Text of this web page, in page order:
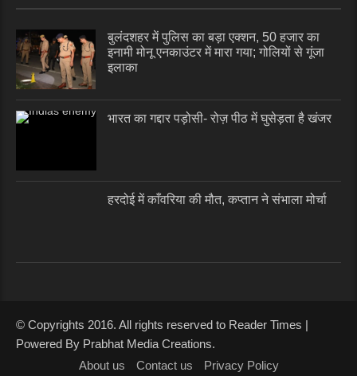
बुलंदशहर में पुलिस का बड़ा एक्शन, 50 हजार का
इनामी मोनू एनकाउंटर में मारा गया; गोलियों से गूंजा
इलाका
भारत का गद्दार पड़ोसी- रोज़ पीठ में घुसेड़ता है खंजर
हरदोई में काँवरिया की मौत, कप्तान ने संभाला मोर्चा
© Copyrights 2016. All rights reserved to Reader Times |
Powered By Prabhat Media Creations.
About us
Contact us Privacy Policy